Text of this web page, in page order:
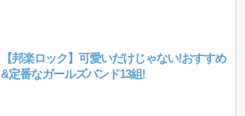
【邦楽ロック】可愛いだけじゃない!おすすめ
&定番なガールズバンド13組!